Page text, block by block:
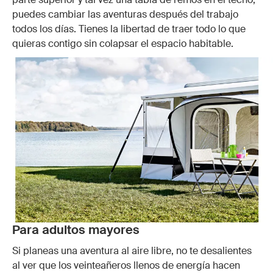
puedes cambiar las aventuras después del trabajo
todos los días. Tienes la libertad de traer todo lo que
quieras contigo sin colapsar el espacio habitable.
Para adultos mayores
Si planeas una aventura al aire libre, no te desalientes
al ver que los veinteañeros llenos de energía hacen